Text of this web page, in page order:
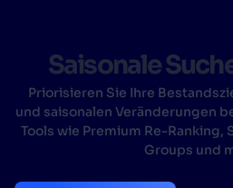
Saisonale
Priorisieren Sie Ihre
und saisonalen Veränderungen
Tools wie Premium Re-Ranking,
Groups und